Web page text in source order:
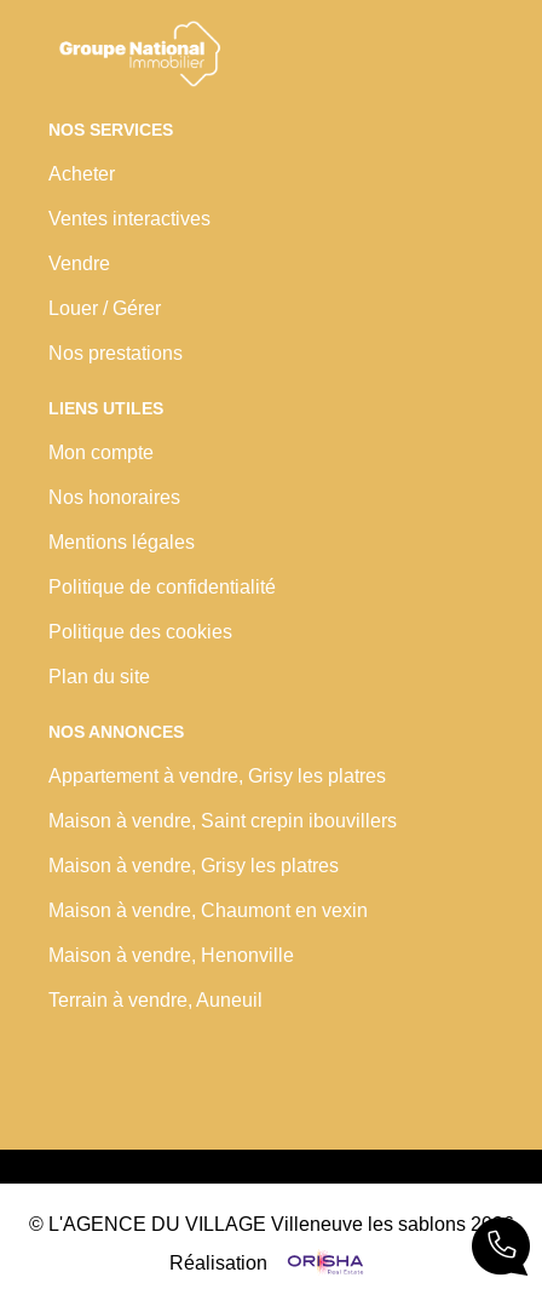
NOS SERVICES
Acheter
Ventes interactives
Vendre
Louer / Gérer
Nos prestations
LIENS UTILES
Mon compte
Nos honoraires
Mentions légales
Politique de confidentialité
Politique des cookies
Plan du site
NOS ANNONCES
Appartement à vendre, Grisy les platres
Maison à vendre, Saint crepin ibouvillers
Maison à vendre, Grisy les platres
Maison à vendre, Chaumont en vexin
Maison à vendre, Henonville
Terrain à vendre, Auneuil
© L'AGENCE DU VILLAGE Villeneuve les sablons 2026
Réalisation